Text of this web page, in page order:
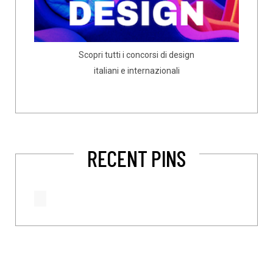
Scopri tutti i concorsi di design
italiani e internazionali
RECENT PINS